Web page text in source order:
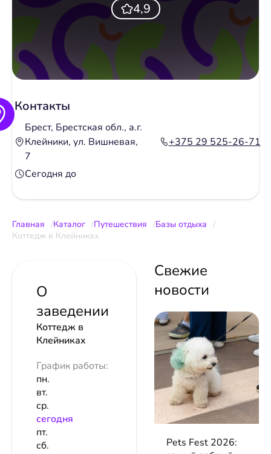
4,9
Контакты
Брест, Брестская обл., а.г.
Клейники, ул. Вишневая,
7
+375 29 525-26-71
Сегодня до
Главная Каталог Путешествия
Базы отдыха
Коттедж в Клейниках
О
заведении
Коттедж в
Клейниках
График работы:
пн.
вт.
ср.
сeгодня
пт.
сб.
Свежие
новости
Pets Fest 2026: